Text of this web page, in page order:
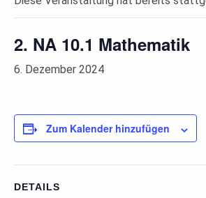
2. NA 10.1 Mathematik
6. Dezember 2024
Zum Kalender hinzufügen
DETAILS